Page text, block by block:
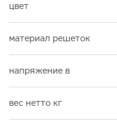
цвет
материал решеток
напряжение в
вес нетто кг